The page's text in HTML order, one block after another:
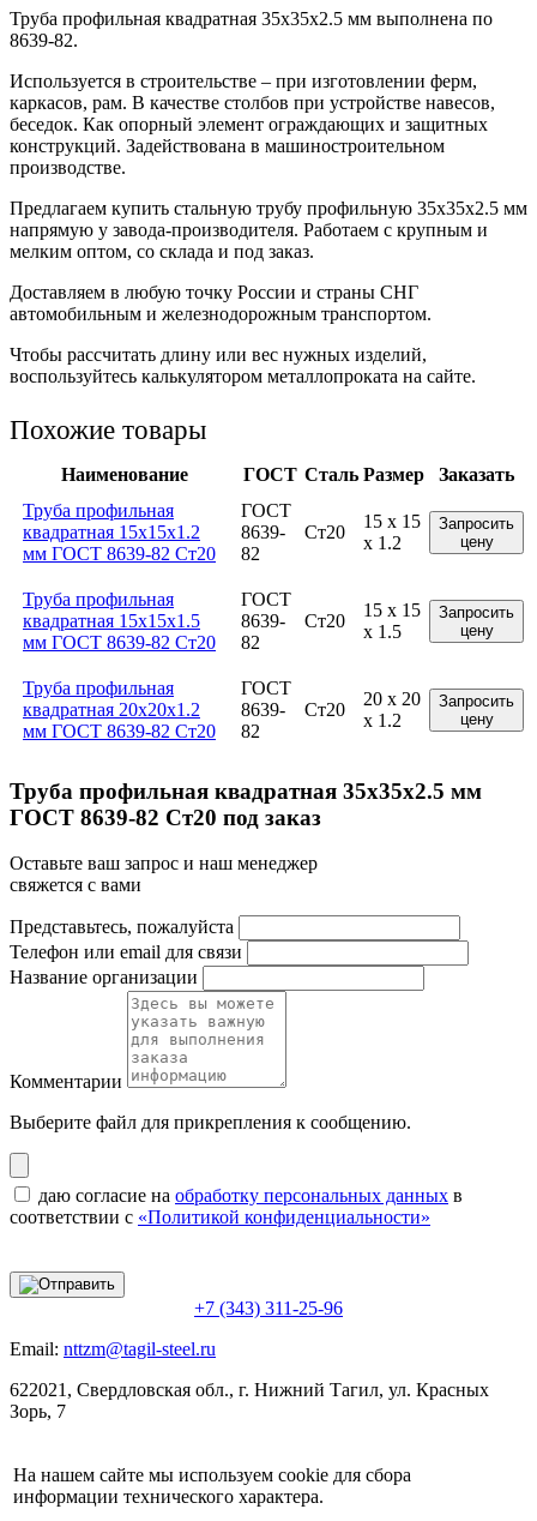
Труба профильная квадратная 35х35х2.5 мм выполнена по
8639-82.
Используется в строительстве – при изготовлении ферм,
каркасов, рам. В качестве столбов при устройстве навесов,
беседок. Как опорный элемент ограждающих и защитных
конструкций. Задействована в машиностроительном
производстве.
Предлагаем купить стальную трубу профильную 35х35х2.5 мм
напрямую у завода-производителя. Работаем с крупным и
мелким оптом, со склада и под заказ.
Доставляем в любую точку России и страны СНГ
автомобильным и железнодорожным транспортом.
Чтобы рассчитать длину или вес нужных изделий,
воспользуйтесь калькулятором металлопроката на сайте.
Похожие товары
Наименование ГОСТ Сталь Размер
Заказать
Труба профильная
квадратная 15x15x1.2
мм ГОСТ 8639-82 Ст20
ГОСТ
8639-
82
Ст20
15 x 15
x 1.2
Запросить
цену
Труба профильная
квадратная 15x15x1.5
мм ГОСТ 8639-82 Ст20
ГОСТ
8639-
82
Ст20
15 x 15
x 1.5
Запросить
цену
Труба профильная
квадратная 20x20x1.2
мм ГОСТ 8639-82 Ст20
ГОСТ
8639-
82
Ст20
20 x 20
x 1.2
Запросить
цену
Труба профильная квадратная 35x35x2.5 мм
ГОСТ 8639-82 Ст20 под заказ
Оставьте ваш запрос и наш менеджер
свяжется с вами
Представьтесь, пожалуйста
Телефон или email для связи
Название организации
Комментарии
Выберите файл для прикрепления к сообщению.
даю согласие на обработку персональных данных в
соответствии с «Политикой конфиденциальности»
+7 (343) 311-25-96
Email: nttzm@tagil-steel.ru
622021, Свердловская обл., г. Нижний Тагил, ул. Красных
Зорь, 7
На нашем сайте мы используем cookie для сбора
информации технического характера.